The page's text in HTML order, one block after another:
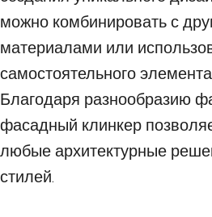
можно комбинировать с
материалами или
самостоятельного
Благодаря разнообразию
фасадный клинкер
любые архитектурные
стилей.